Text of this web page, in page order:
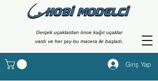
Gerçek uçaklardan önce kağıt uçaklar
vardı ve her şey bu macera ile başladı.
Giriş Yap